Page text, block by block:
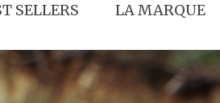
SELLERS LA MARQUE